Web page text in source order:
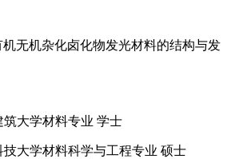
无机杂化卤化物发光材料的结构与发
筑大学材料专业 学士
技大学材料科学与工程专业 硕士